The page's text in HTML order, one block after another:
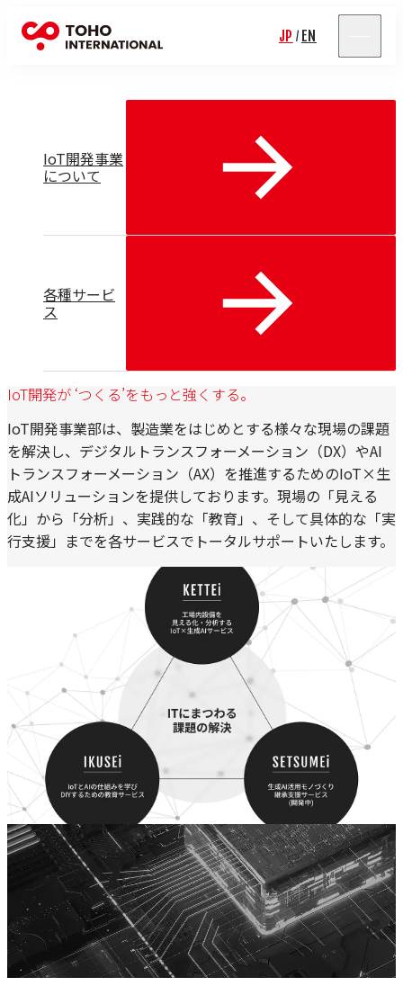
JP / EN
IoT開発事業
IoT開発事業
について
各種サービ
ス
IoT開発が ‘つくる’をもっと強くする。
IoT開発事業部は、製造業をはじめとする様々な現場の課題
を解決し、デジタルトランスフォーメーション（DX）やAI
トランスフォーメーション（AX）を推進するためのIoT×生
成AIソリューションを提供しております。現場の「見える
化」から「分析」、実践的な「教育」、そして具体的な「実
行支援」までを各サービスでトータルサポートいたします。